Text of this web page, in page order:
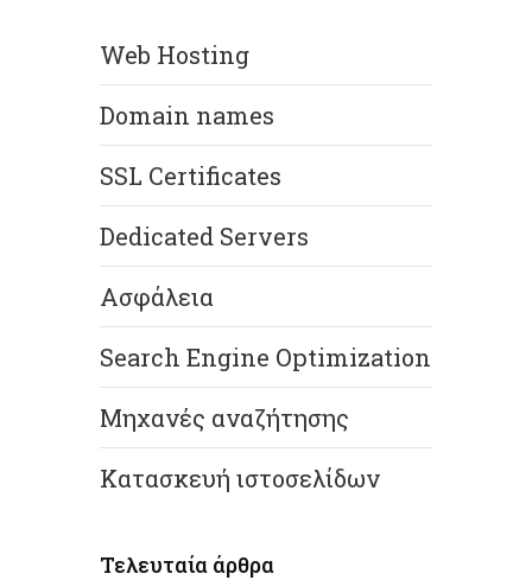
Web Hosting
Domain names
SSL Certificates
Dedicated Servers
Ασφάλεια
Search Engine Optimization
Μηχανές αναζήτησης
Κατασκευή ιστοσελίδων
Τελευταία άρθρα